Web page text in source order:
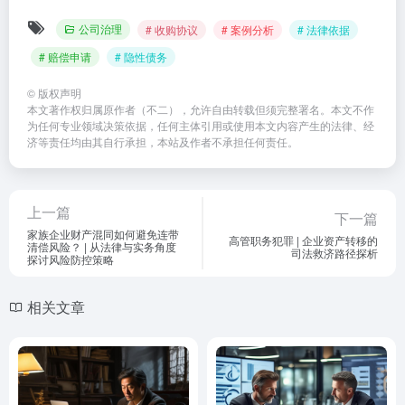
公司治理 # 收购协议 # 案例分析
# 法律依据
# 赔偿申请
# 隐性债务
© 版权声明
本文著作权归属原作者（不二），允许自由转载但须完整署名。本文不作
为任何专业领域决策依据，任何主体引用或使用本文内容产生的法律、经
济等责任均由其自行承担，本站及作者不承担任何责任。
上一篇
家族企业财产混同如何避免连带
清偿风险？ | 从法律与实务角度
探讨风险防控策略
下一篇
高管职务犯罪 | 企业资产转移的
司法救济路径探析
相关文章